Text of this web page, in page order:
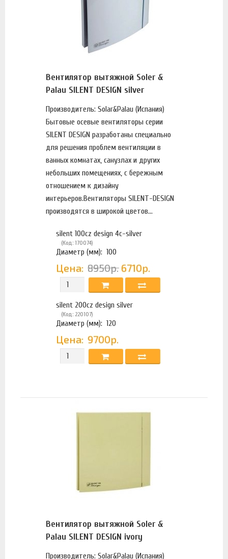
Вентилятор вытяжной Soler &
Palau SILENT DESIGN silver
Производитель: Solar&Palau (Испания)
Бытовые осевые вентиляторы серии
SILENT DESIGN разработаны специально
для решения проблем вентиляции в
ванных комнатах, санузлах и других
небольших помещениях, с бережным
отношением к дизайну
интерьеров.Вентиляторы SILENT-DESIGN
производятся в широкой цветов...
silent 100cz design 4с-silver
(Код: 170074)
Диаметр (мм):100
Цена:8950р. 6710р.
silent 200cz design silver
(Код: 220107)
Диаметр (мм):120
Цена: 9700р.
Вентилятор вытяжной Soler &
Palau SILENT DESIGN ivory
Производитель: Solar&Palau (Испания)